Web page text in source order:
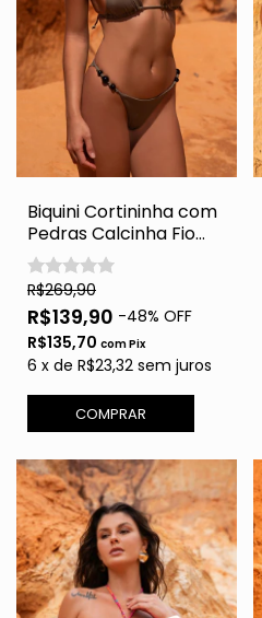
Biquini Cortininha com
Pedras Calcinha Fio
Duplo - Castan
R$269,90
R$139,90 -48% OFF
R$135,70 comPix
6 x de R$23,32 sem juros
COMPRAR